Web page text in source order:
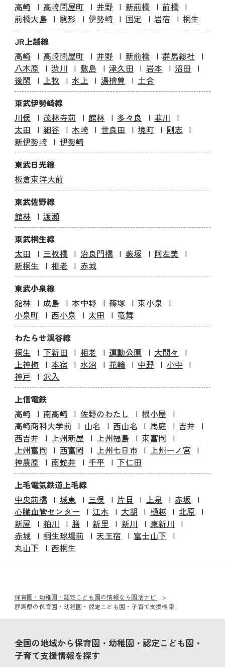
高崎
高崎問屋町 井野 新前橋
前橋
前橋大島
駒形 伊勢崎 国定 岩宿
桐生
JR上越線
高崎
高崎問屋町 井野 新前橋
群馬総社
八木原
渋川 敷島 津久田 岩本
沼田
後閑
上牧 水上 湯檜曽
土合
東武伊勢崎線
川俣
茂林寺前 館林 多々良
韮川
太田
細谷 木崎 世良田 境町
剛志
新伊勢崎
伊勢崎
東武日光線
板倉東洋大前
東武佐野線
館林
渡瀬
東武桐生線
太田
三枚橋 治良門橋 藪塚
阿左美
新桐生
相老
赤城
東武小泉線
館林
成島 本中野 篠塚
東小泉
小泉町
西小泉 太田
竜舞
わたらせ渓谷線
桐生
下新田 相老 運動公園
大間々
上神梅
本宿 水沼 花輪 中野
小中
神戸
沢入
上信電鉄
高崎
南高崎 佐野のわたし
根小屋
高崎商科大学前
山名 西山名 馬庭
吉井
西吉井
上州新屋 上州福島
東富岡
上州富岡
西富岡 上州七日市
上州一ノ宮
神農原
南蛇井 千平
下仁田
上毛電気鉄道上毛線
中央前橋
城東 三俣 片貝 上泉
赤坂
心臓血管センター
江木 大胡 樋越
北原
新屋
粕川 膳 新里 新川
東新川
赤城
桐生球場前 天王宿
富士山下
丸山下
西桐生
保育園・幼稚園・認定こども園の情報なら園活ナビ
群馬県の保育園・幼稚園・認定こども園・子育て支援検索
全国の地域から保育園・幼稚園・認定こども園・
子育て支援情報を探す